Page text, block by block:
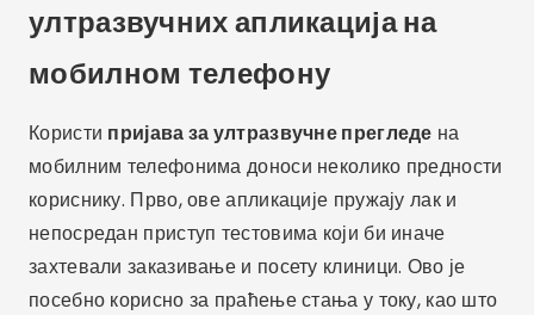
ултразвучних апликација на
мобилном телефону
Користи пријава за ултразвучне прегледе на
мобилним телефонима доноси неколико предности
кориснику. Прво, ове апликације пружају лак и
непосредан приступ тестовима који би иначе
захтевали заказивање и посету клиници. Ово је
посебно корисно за праћење стања у току, као што